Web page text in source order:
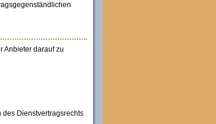
Anbieter darauf zu
Dienstvertragsrechts